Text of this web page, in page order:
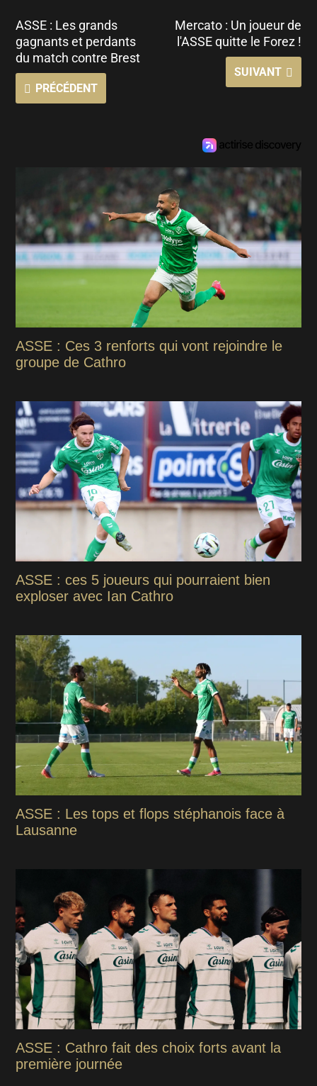
ASSE : Les grands
gagnants et perdants
du match contre Brest
PRÉCÉDENT
Mercato : Un joueur de
l'ASSE quitte le Forez !
SUIVANT
ASSE : Ces 3 renforts qui vont rejoindre le
groupe de Cathro
ASSE : ces 5 joueurs qui pourraient bien
exploser avec Ian Cathro
ASSE : Les tops et flops stéphanois face à
Lausanne
ASSE : Cathro fait des choix forts avant la
première journée